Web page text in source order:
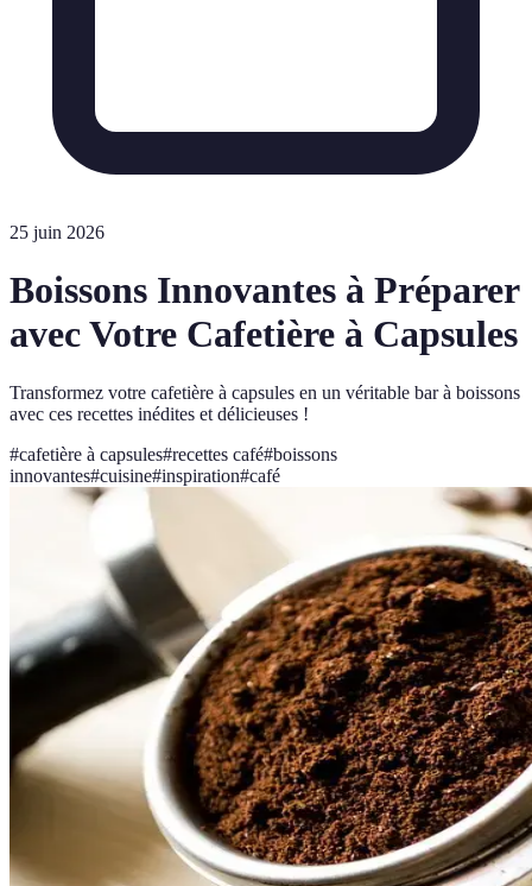
25 juin 2026
Boissons Innovantes à Préparer
avec Votre Cafetière à Capsules
Transformez votre cafetière à capsules en un véritable bar à boissons
avec ces recettes inédites et délicieuses !
#cafetière à capsules#recettes café#boissons
innovantes#cuisine#inspiration#café